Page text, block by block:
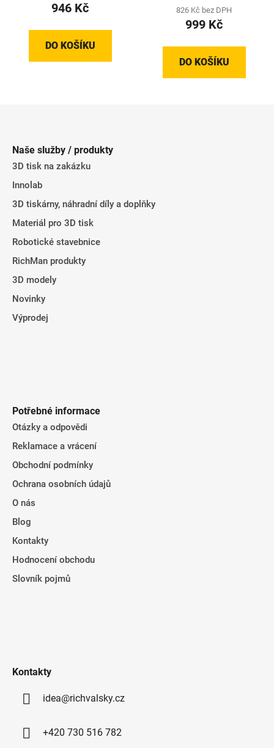
946 Kč
DO KOŠÍKU
826 Kč bez DPH
999 Kč
DO KOŠÍKU
Naše služby / produkty
3D tisk na zakázku
Innolab
3D tiskárny, náhradní díly a doplňky
Materiál pro 3D tisk
Robotické stavebnice
RichMan produkty
3D modely
Novinky
Výprodej
Potřebné informace
Otázky a odpovědi
Reklamace a vrácení
Obchodní podmínky
Ochrana osobních údajů
O nás
Blog
Kontakty
Hodnocení obchodu
Slovník pojmů
Kontakty
idea@richvalsky.cz
+420 730 516 782